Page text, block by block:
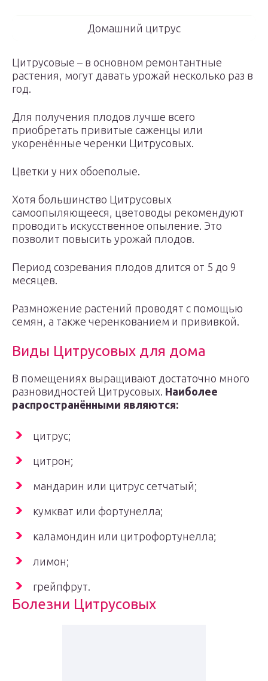
Домашний цитрус
Цитрусовые – в основном ремонтантные
растения, могут давать урожай несколько раз в
год.
Для получения плодов лучше всего
приобретать привитые саженцы или
укоренённые черенки Цитрусовых.
Цветки у них обоеполые.
Хотя большинство Цитрусовых
самоопыляющееся, цветоводы рекомендуют
проводить искусственное опыление. Это
позволит повысить урожай плодов.
Период созревания плодов длится от 5 до 9
месяцев.
Размножение растений проводят с помощью
семян, а также черенкованием и прививкой.
Виды Цитрусовых для дома
В помещениях выращивают достаточно много
разновидностей Цитрусовых. Наиболее
распространёнными являются:
цитрус;
цитрон;
мандарин или цитрус сетчатый;
кумкват или фортунелла;
каламондин или цитрофортунелла;
лимон;
грейпфрут.
Болезни Цитрусовых